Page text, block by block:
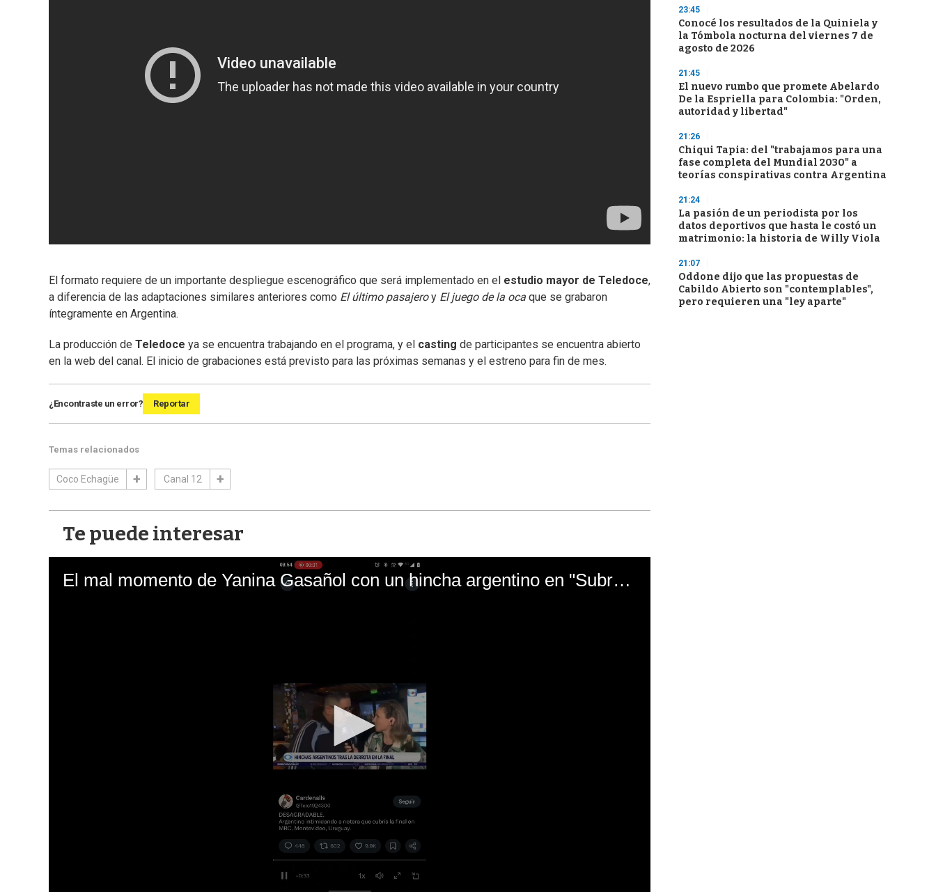
El formato requiere de un importante despliegue escenográfico que será implementado en el estudio mayor de Teledoce,
a diferencia de las adaptaciones similares anteriores como El último pasajeroy El juego de la oca que se grabaron
íntegramente en Argentina.
La producción de Teledoce ya se encuentra trabajando en el programa, y el casting de participantes se encuentra abierto
en la web del canal. El inicio de grabaciones está previsto para las próximas semanas y el estreno para fin de mes.
¿Encontraste un error? Reportar
Temas relacionados
Coco Echagüe Canal 12
Te puede interesar
El mal momento de Yanina Gasañol con un hincha argentino en "Subrayado"
23:45
Conocé los resultados de la Quiniela y
la Tómbola nocturna del viernes 7 de
agosto de 2026
21:45
El nuevo rumbo que promete Abelardo
De la Espriella para Colombia: "Orden,
autoridad y libertad"
21:26
Chiqui Tapia: del "trabajamos para una
fase completa del Mundial 2030" a
teorías conspirativas contra Argentina
21:24
La pasión de un periodista por los
datos deportivos que hasta le costó un
matrimonio: la historia de Willy Viola
21:07
Oddone dijo que las propuestas de
Cabildo Abierto son "contemplables",
pero requieren una "ley aparte"